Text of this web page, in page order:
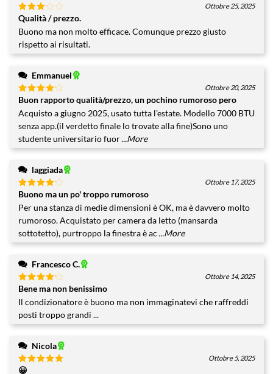
Valutato
3
Ottobre 25, 2025
Qualità / prezzo.
Buono ma non molto efficace. Comunque prezzo giusto
rispetto ai risultati.
Emmanuel
Valutato
4
su 5
Ottobre 20, 2025
Buon rapporto qualità/prezzo, un pochino rumoroso pero
Acquisto a giugno 2025, usato tutta l’estate. Modello 7000 BTU
senza app.(il verdetto finale lo trovate alla fine)Sono uno
studente universitario fuor...More
laggiada
Valutato
4
Ottobre 17, 2025
Buono ma un po' troppo rumoroso
Per una stanza di medie dimensioni è OK, ma è davvero molto
rumoroso. Acquistato per camera da letto (mansarda
sottotetto), purtroppo la finestra è ac ...More
Francesco C.
Valutato
4 su 5
Ottobre 14, 2025
Bene ma non benissimo
Il condizionatore è buono ma non immaginatevi che raffreddi
posti troppo grandi ...
Nicola
Valutato
Ottobre 5, 2025
😀